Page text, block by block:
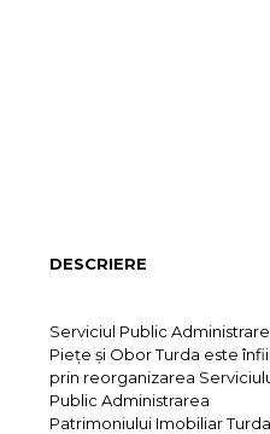
DESCRIERE
Serviciul Public Administrare
Pieţe şi Obor Turda este
prin reorganizarea
Public Administrarea
Patrimoniului Imobiliar